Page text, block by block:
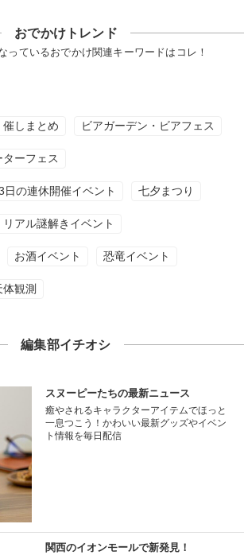
おでかけトレンド
っているおでかけ関連キーワードはコレ！
しまとめ ビアガーデン・ビアフェス
ーフェス
の連休開催イベント 七夕まつり
リアル謎解きイベント
お酒イベント 恐竜イベント
観測
編集部イチオシ
スヌーピーたちの最新ニュース
癒やされるキャラクターアイテムでほっと
一息つこう！かわいい最新グッズやイベン
ト情報を毎日配信
関西のイオンモールで新発見！